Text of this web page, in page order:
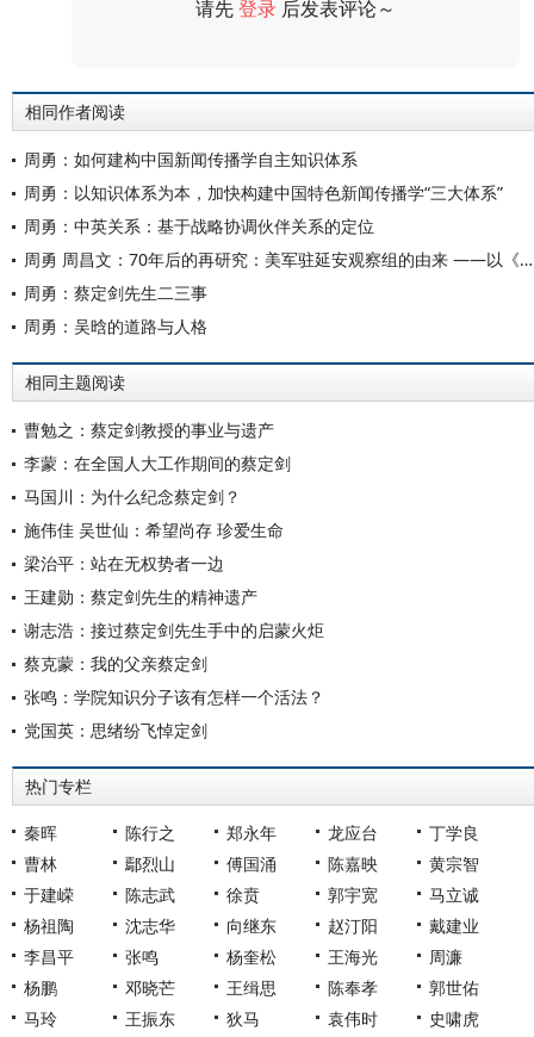
请先登录 后发表评论～
相同作者阅读
周勇：如何建构中国新闻传播学自主知识体系
周勇：以知识体系为本，加快构建中国特色新闻传播学“三大体系”
周勇：中英关系：基于战略协调伙伴关系的定位
周勇 周昌文：70年后的再研究：美军驻延安观察组的由来 ——以《美国对外关系文件集》为基础的考察（1942—1944）
周勇：蔡定剑先生二三事
周勇：吴晗的道路与人格
相同主题阅读
曹勉之：蔡定剑教授的事业与遗产
李蒙：在全国人大工作期间的蔡定剑
马国川：为什么纪念蔡定剑？
施伟佳 吴世仙：希望尚存 珍爱生命
梁治平：站在无权势者一边
王建勋：蔡定剑先生的精神遗产
谢志浩：接过蔡定剑先生手中的启蒙火炬
蔡克蒙：我的父亲蔡定剑
张鸣：学院知识分子该有怎样一个活法？
党国英：思绪纷飞悼定剑
热门专栏
秦晖 陈行之 郑永年 龙应台
丁学良
曹林
鄢烈山 傅国涌 陈嘉映
黄宗智
于建嵘
陈志武 徐贲 郭宇宽
马立诚
杨祖陶
沈志华 向继东 赵汀阳
戴建业
李昌平
张鸣 杨奎松 王海光
周濂
杨鹏
邓晓芒 王缉思 陈奉孝
郭世佑
马玲
王振东 狄马 袁伟时 史啸虎